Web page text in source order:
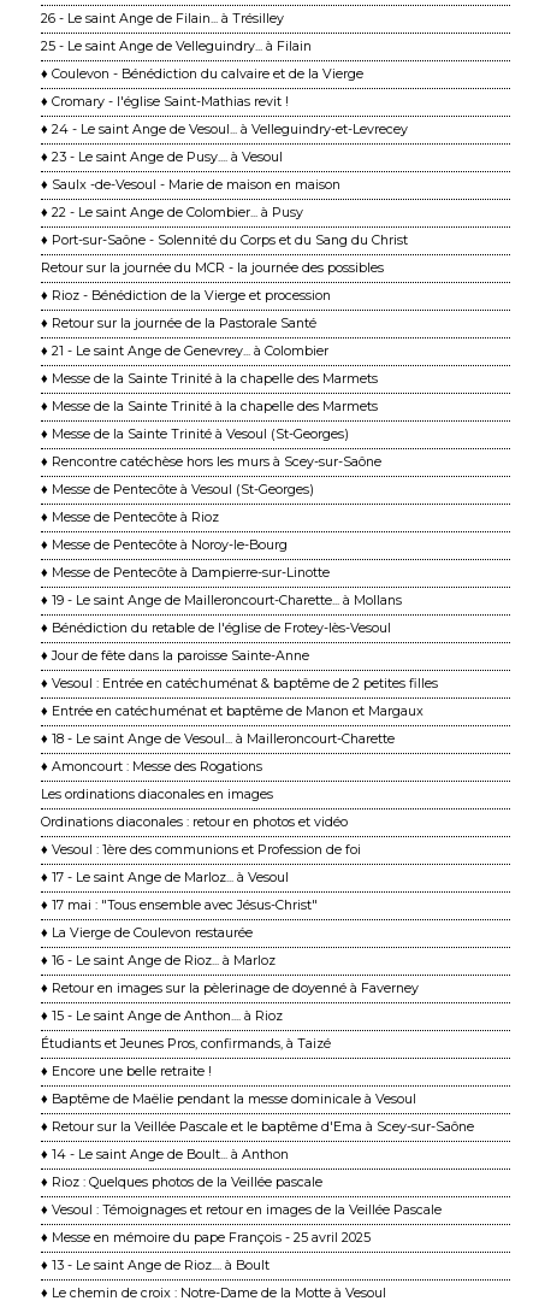
26 - Le saint Ange de Filain... à Trésilley
25 - Le saint Ange de Velleguindry... à Filain
♦ Coulevon - Bénédiction du calvaire et de la Vierge
♦ Cromary - l'église Saint-Mathias revit !
♦ 24 - Le saint Ange de Vesoul... à Velleguindry-et-Levrecey
♦ 23 - Le saint Ange de Pusy.... à Vesoul
♦ Saulx -de-Vesoul - Marie de maison en maison
♦ 22 - Le saint Ange de Colombier... à Pusy
♦ Port-sur-Saône - Solennité du Corps et du Sang du Christ
Retour sur la journée du MCR - la journée des possibles
♦ Rioz - Bénédiction de la Vierge et procession
♦ Retour sur la journée de la Pastorale Santé
♦ 21 - Le saint Ange de Genevrey... à Colombier
♦ Messe de la Sainte Trinité à la chapelle des Marmets
♦ Messe de la Sainte Trinité à la chapelle des Marmets
♦ Messe de la Sainte Trinité à Vesoul (St-Georges)
♦ Rencontre catéchèse hors les murs à Scey-sur-Saône
♦ Messe de Pentecôte à Vesoul (St-Georges)
♦ Messe de Pentecôte à Rioz
♦ Messe de Pentecôte à Noroy-le-Bourg
♦ Messe de Pentecôte à Dampierre-sur-Linotte
♦ 19 - Le saint Ange de Mailleroncourt-Charette... à Mollans
♦ Bénédiction du retable de l'église de Frotey-lès-Vesoul
♦ Jour de fête dans la paroisse Sainte-Anne
♦ Vesoul : Entrée en catéchuménat & baptême de 2 petites filles
♦ Entrée en catéchuménat et baptême de Manon et Margaux
♦ 18 - Le saint Ange de Vesoul... à Mailleroncourt-Charette
♦ Amoncourt : Messe des Rogations
Les ordinations diaconales en images
Ordinations diaconales : retour en photos et vidéo
♦ Vesoul : 1ère des communions et Profession de foi
♦ 17 - Le saint Ange de Marloz... à Vesoul
♦ 17 mai : "Tous ensemble avec Jésus-Christ"
♦ La Vierge de Coulevon restaurée
♦ 16 - Le saint Ange de Rioz... à Marloz
♦ Retour en images sur la pèlerinage de doyenné à Faverney
♦ 15 - Le saint Ange de Anthon.... à Rioz
Étudiants et Jeunes Pros, confirmands, à Taizé
♦ Encore une belle retraite !
♦ Baptême de Maëlie pendant la messe dominicale à Vesoul
♦ Retour sur la Veillée Pascale et le baptême d'Ema à Scey-sur-Saône
♦ 14 - Le saint Ange de Boult... à Anthon
♦ Rioz : Quelques photos de la Veillée pascale
♦ Vesoul : Témoignages et retour en images de la Veillée Pascale
♦ Messe en mémoire du pape François - 25 avril 2025
♦ 13 - Le saint Ange de Rioz.... à Boult
♦ Le chemin de croix : Notre-Dame de la Motte à Vesoul